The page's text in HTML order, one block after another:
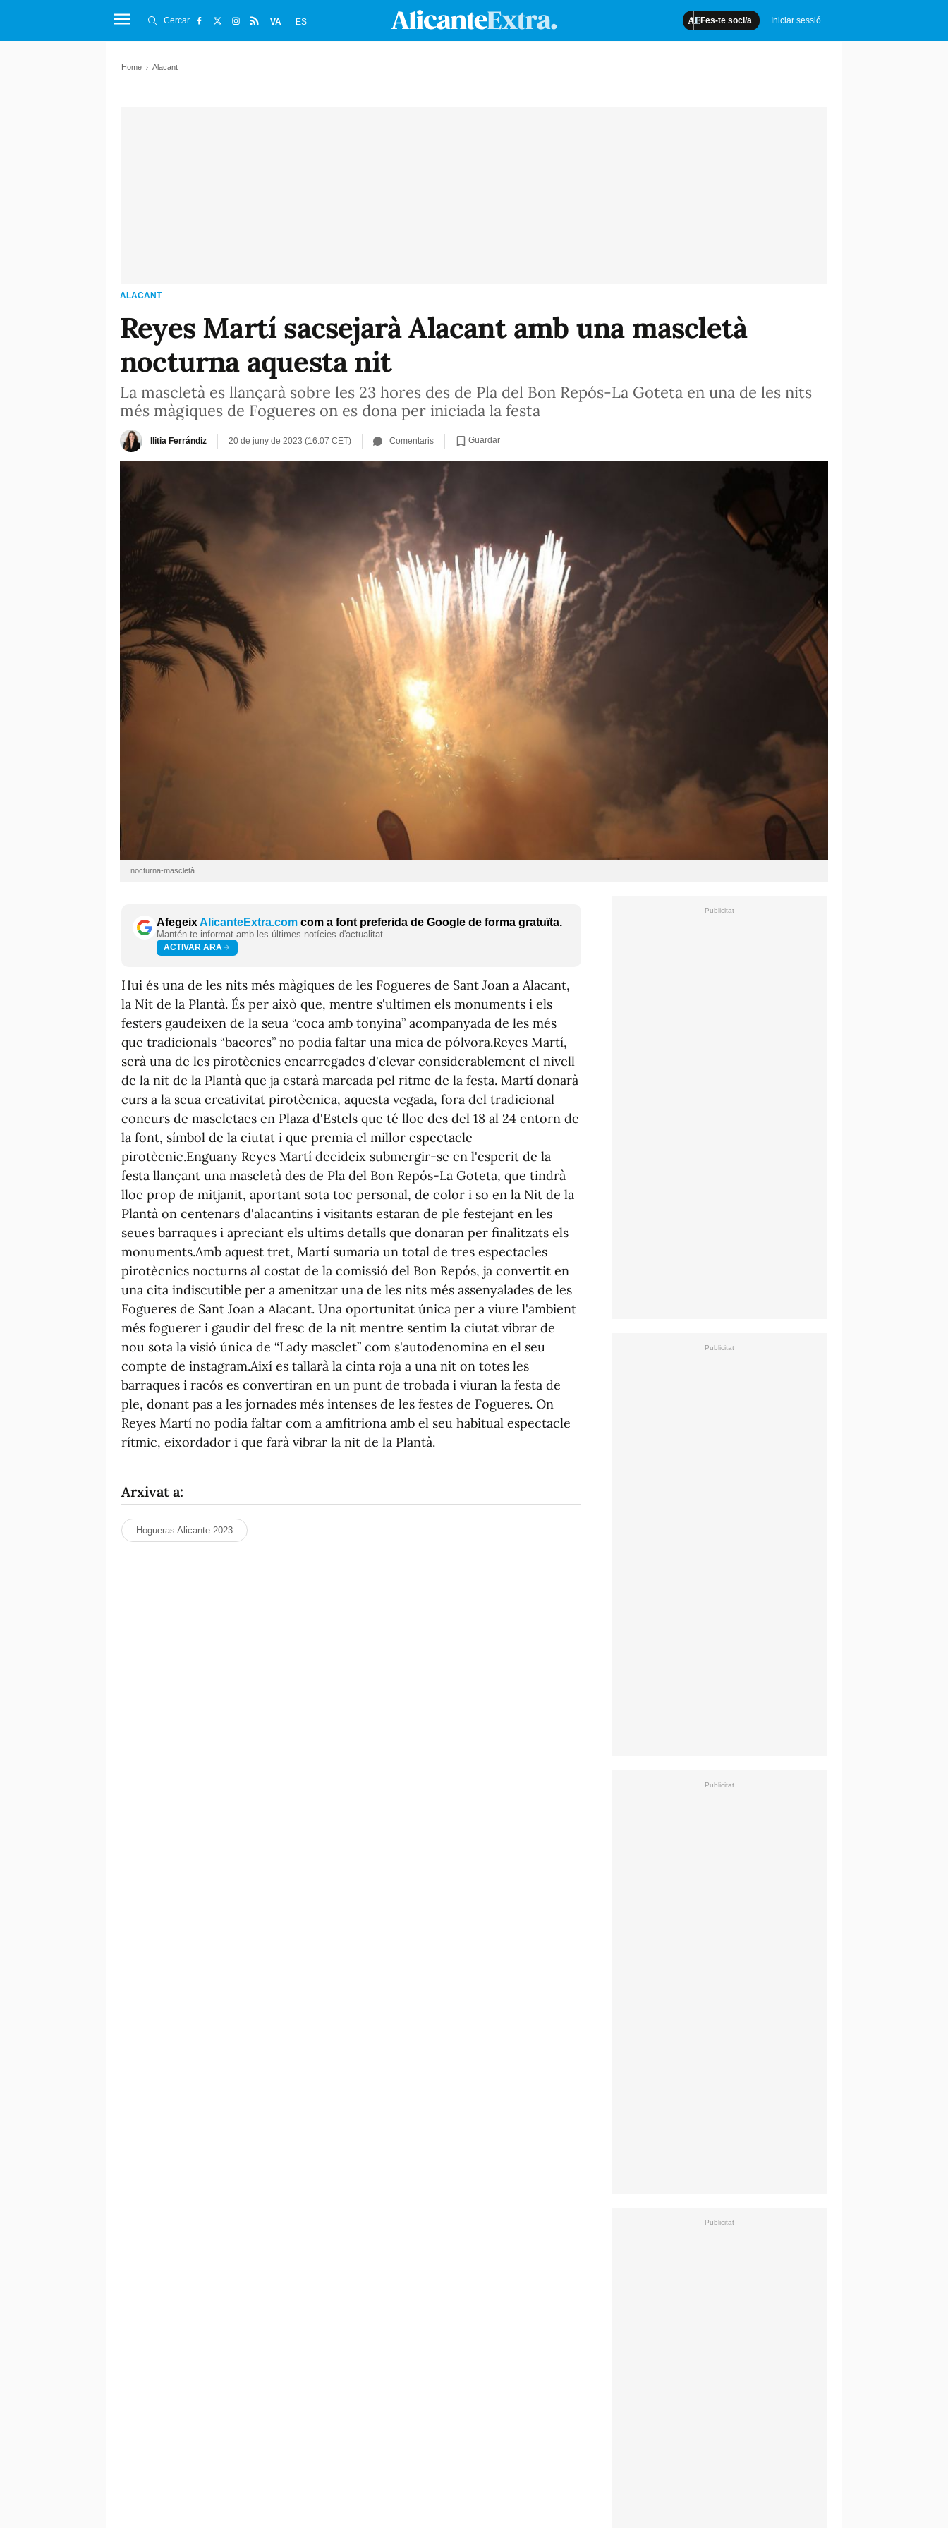
Fes-te soci/a Iniciar sessió
Cercar VA ES
Home Alacant
ALACANT
Reyes Martí sacsejarà Alacant amb una mascletà
nocturna aquesta nit
La mascletà es llançarà sobre les 23 hores des de Pla del Bon Repós-La Goteta en una de les nits
més màgiques de Fogueres on es dona per iniciada la festa
Ilitia Ferrándiz 20 de juny de 2023 (16:07 CET) Comentaris Guardar
nocturna-mascletà
AfegeixAlicanteExtra.com com a font preferida de Google de forma gratuïta.
Mantén-te informat amb les últimes notícies d'actualitat.
ACTIVAR ARA
Hui és una de les nits més màgiques de les Fogueres de Sant Joan a Alacant,
la Nit de la Plantà. És per això que, mentre s'ultimen els monuments i els
festers gaudeixen de la seua “coca amb tonyina” acompanyada de les més
que tradicionals “bacores” no podia faltar una mica de pólvora.Reyes Martí,
serà una de les pirotècnies encarregades d'elevar considerablement el nivell
de la nit de la Plantà que ja estarà marcada pel ritme de la festa. Martí donarà
curs a la seua creativitat pirotècnica, aquesta vegada, fora del tradicional
concurs de mascletaes en Plaza d'Estels que té lloc des del 18 al 24 entorn de
la font, símbol de la ciutat i que premia el millor espectacle
pirotècnic.Enguany Reyes Martí decideix submergir-se en l'esperit de la
festa llançant una mascletà des de Pla del Bon Repós-La Goteta, que tindrà
lloc prop de mitjanit, aportant sota toc personal, de color i so en la Nit de la
Plantà on centenars d'alacantins i visitants estaran de ple festejant en les
seues barraques i apreciant els ultims detalls que donaran per finalitzats els
monuments.Amb aquest tret, Martí sumaria un total de tres espectacles
pirotècnics nocturns al costat de la comissió del Bon Repós, ja convertit en
una cita indiscutible per a amenitzar una de les nits més assenyalades de les
Fogueres de Sant Joan a Alacant. Una oportunitat única per a viure l'ambient
més foguerer i gaudir del fresc de la nit mentre sentim la ciutat vibrar de
nou sota la visió única de “Lady masclet” com s'autodenomina en el seu
compte de instagram.Així es tallarà la cinta roja a una nit on totes les
barraques i racós es convertiran en un punt de trobada i viuran la festa de
ple, donant pas a les jornades més intenses de les festes de Fogueres. On
Reyes Martí no podia faltar com a amfitriona amb el seu habitual espectacle
rítmic, eixordador i que farà vibrar la nit de la Plantà.
Arxivat a:
Hogueras Alicante 2023